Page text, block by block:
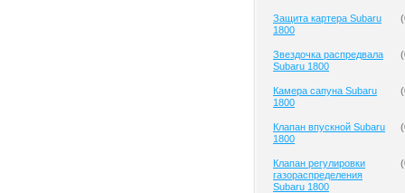
Защита картера Subaru
1800
(
Звездочка распредвала
Subaru 1800
(
Камера сапуна Subaru
1800
(
Клапан впускной Subaru
1800
(
Клапан регулировки
газораспределения
Subaru 1800
(